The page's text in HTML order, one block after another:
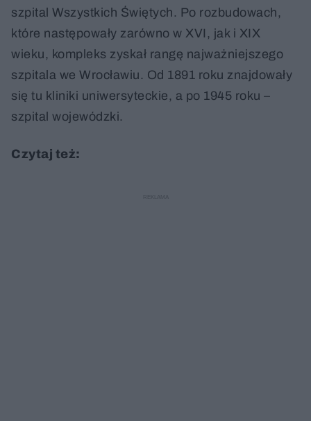
szpital Wszystkich Świętych. Po rozbudowach,
które następowały zarówno w XVI, jak i XIX
wieku, kompleks zyskał rangę najważniejszego
szpitala we Wrocławiu. Od 1891 roku znajdowały
się tu kliniki uniwersyteckie, a po 1945 roku –
szpital wojewódzki.
Czytaj też: